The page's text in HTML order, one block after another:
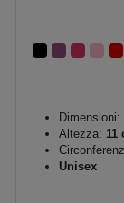
Dimensioni:
Altezza: 11
Unisex